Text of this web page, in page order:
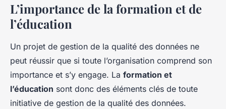
L’importance de la formation et de
l’éducation
Un projet de gestion de la qualité des données ne
peut réussir que si toute l’organisation comprend son
importance et s’y engage. La formation et
l’éducation sont donc des éléments clés de toute
initiative de gestion de la qualité des données.